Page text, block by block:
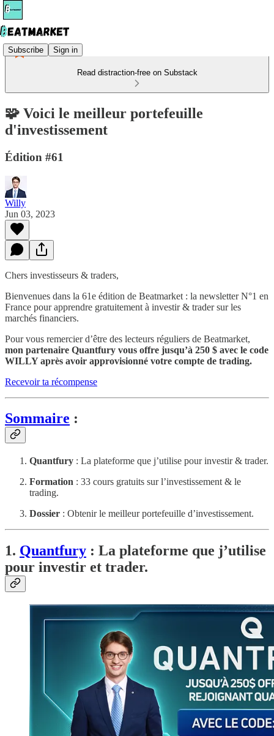
Subscribe Sign in
Read distraction-free on Substack
🧩 Voici le meilleur portefeuille
d'investissement
Édition #61
Willy
Jun 03, 2023
Chers investisseurs & traders,
Bienvenues dans la 61e édition de Beatmarket : la newsletter N°1 en
France pour apprendre gratuitement à investir & trader sur les
marchés financiers.
Pour vous remercier d’être des lecteurs réguliers de Beatmarket,
mon partenaire Quantfury vous offre jusqu’à 250 $ avec le code
WILLY après avoir approvisionné votre compte de trading.
Recevoir ta récompense
Sommaire :
Quantfury : La plateforme que j’utilise pour investir & trader.
Formation : 33 cours gratuits sur l’investissement & le
trading.
Dossier : Obtenir le meilleur portefeuille d’investissement.
1. Quantfury : La plateforme que j’utilise
pour investir et trader.